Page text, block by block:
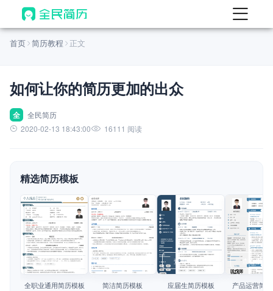
首页
AI 生成简历
AI 优化简历
AI 翻译简历
AI 模拟面试
面试自我介绍
AI 职场工具 New
简历模板
简历教程
首页 简历教程 正文
如何让你的简历更加的出众
全
全民简历
2020-02-13 18:43:00
16111 阅读
精选简历模板
查看模板
全职业通用简历模板
查看模板
简洁简历模板
查看模板
应届生简历模板
查看模板
产品运营简